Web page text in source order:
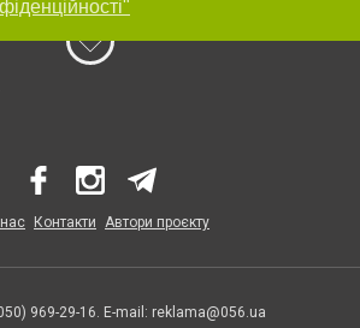
Контакти Автори проєкту
969-29-16. E-mail: reklama@056.ua